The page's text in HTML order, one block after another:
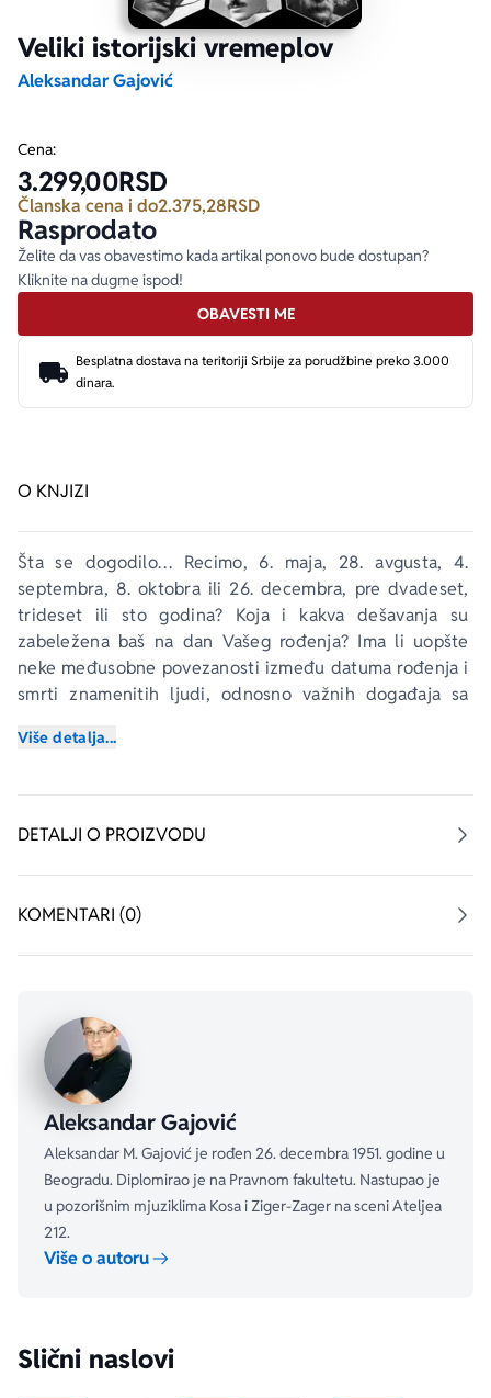
Veliki istorijski vremeplov
Aleksandar Gajović
O KNJIZI
Šta se dogodilo… Recimo, 6. maja, 28. avgusta, 4.
septembra, 8. oktobra ili 26. decembra, pre dvadeset,
trideset ili sto godina? Koja i kakva dešavanja su
zabeležena baš na dan Vašeg rođenja? Ima li uopšte
neke međusobne povezanosti između datuma rođenja i
smrti znamenitih ljudi, odnosno važnih događaja sa
kalendarski i numerički u nekoj „tajnoj“ vezi sa Vama i
Vašim bližnjima, možete pronaći čitajući knjigu
Veliki
čovečanstva.
Ovo, pre svega zanimljivo štivo sigurno Vas neće
ostaviti bez pregršt pitanja ali i odgovora, maštanja i
volimo da proučavamo neobičnosti.
Više detalja...
DETALJI O PROIZVODU
KOMENTARI (0)
Cena:
3.299,00RSD
Članska cena i do2.375,28RSD
Rasprodato
Želite da vas obavestimo kada artikal ponovo bude dostupan?
Kliknite na dugme ispod!
OBAVESTI ME
Besplatna dostava na teritoriji Srbije za porudžbine preko 3.000
dinara.
Aleksandar Gajović
Aleksandar M. Gajović je rođen 26. decembra 1951. godine u
Beogradu. Diplomirao je na Pravnom fakultetu. Nastupao je
u pozorišnim mjuziklima Kosa i Ziger-Zager na sceni Ateljea
212.
Više o autoru
Slični naslovi
Ekranizovane knjige
E-knjige
Autori
Poezija
Biografija
Bojan Ljubenović
Milica Jakovljević Mir-Jam
Peter Handke
Elif Šafak